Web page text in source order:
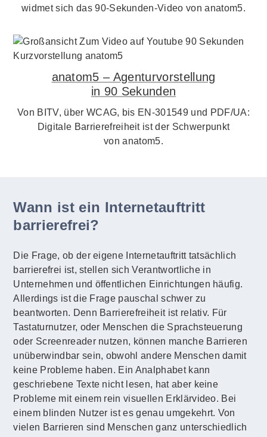
widmet sich das 90-Sekunden-Video von anatom5.
anatom5 – Agenturvorstellung
in 90 Sekunden
Von BITV, über WCAG, bis EN-301549 und PDF/UA:
Digitale Barrierefreiheit ist der Schwerpunkt
von anatom5.
Wann ist ein Internetauftritt
barrierefrei?
Die Frage, ob der eigene Internetauftritt tatsächlich
barrierefrei ist, stellen sich Verantwortliche in
Unternehmen und öffentlichen Einrichtungen häufig.
Allerdings ist die Frage pauschal schwer zu
beantworten. Denn Barrierefreiheit ist relativ. Für
Tastaturnutzer, oder Menschen die Sprachsteuerung
oder Screenreader nutzen, können manche Barrieren
unüberwindbar sein, obwohl andere Menschen damit
keine Probleme haben. Ein Analphabet kann
geschriebene Texte nicht lesen, hat aber keine
Probleme mit einem rein visuellen Erklärvideo. Bei
einem blinden Nutzer ist es genau umgekehrt. Von
vielen Barrieren sind Menschen ganz unterschiedlich